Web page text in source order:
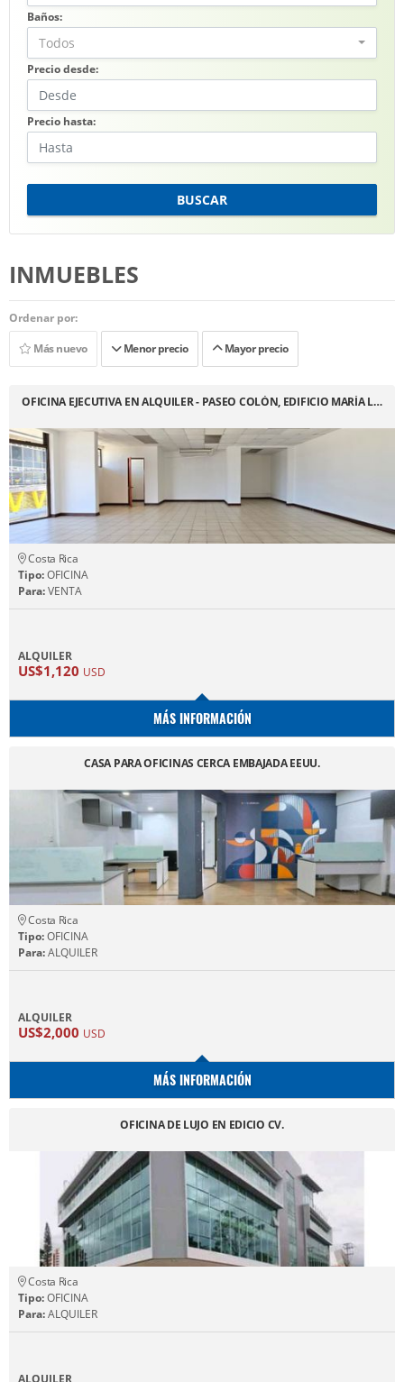
Baños:
Todos
Precio desde:
Precio hasta:
BUSCAR
INMUEBLES
Ordenar por:
Más nuevo
Menor precio Mayor precio
OFICINA EJECUTIVA EN ALQUILER - PASEO COLÓN, EDIFICIO MARÍA L…
Costa Rica
Tipo:OFICINA
Para:VENTA
ALQUILER
US$1,120 USD
MÁS INFORMACIÓN
CASA PARA OFICINAS CERCA EMBAJADA EEUU.
Costa Rica
Tipo:OFICINA
Para:ALQUILER
ALQUILER
US$2,000 USD
MÁS INFORMACIÓN
OFICINA DE LUJO EN EDICIO CV.
Costa Rica
Tipo:OFICINA
Para:ALQUILER
ALQUILER